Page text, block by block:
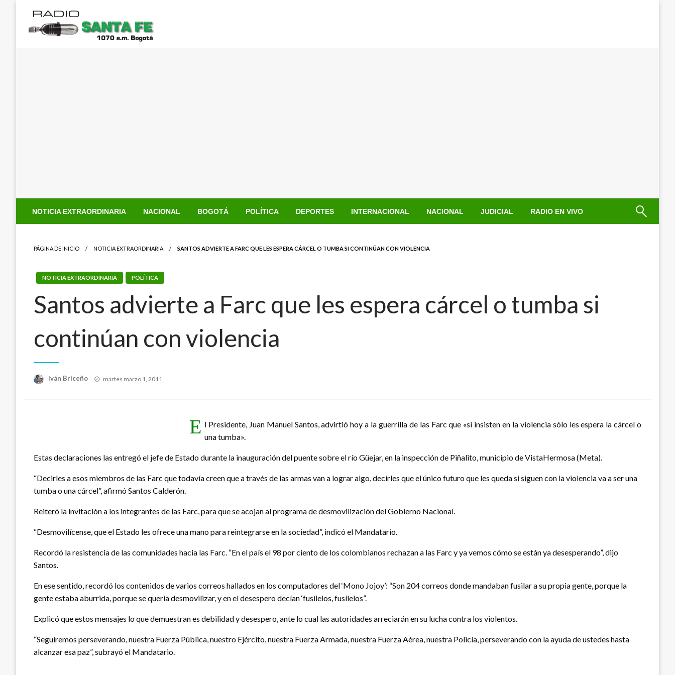
contenido
NOTICIA EXTRAORDINARIA NACIONAL BOGOTÁ POLÍTICA DEPORTES INTERNACIONAL NACIONAL JUDICIAL RADIO EN VIVO
PÁGINA DE INICIO NOTICIA EXTRAORDINARIA SANTOS ADVIERTE A FARC QUE LES ESPERA CÁRCEL O TUMBA SI CONTINÚAN CON VIOLENCIA
NOTICIA EXTRAORDINARIA POLÍTICA
Santos advierte a Farc que les espera cárcel o tumba si
continúan con violencia
Iván Briceño
Publicado
martes marzo 1, 2011
E l Presidente, Juan Manuel Santos, advirtió hoy a la guerrilla de las Farc que «si insisten en la violencia sólo les espera la cárcel o
una tumba».
Estas declaraciones las entregó el jefe de Estado durante la inauguración del puente sobre el río Güejar, en la inspección de Piñalito, municipio de VistaHermosa (Meta).
“Decirles a esos miembros de las Farc que todavía creen que a través de las armas van a lograr algo, decirles que el único futuro que les queda si siguen con la violencia va a ser una
tumba o una cárcel”, afirmó Santos Calderón.
Reiteró la invitación a los integrantes de las Farc, para que se acojan al programa de desmovilización del Gobierno Nacional.
“Desmovilícense, que el Estado les ofrece una mano para reintegrarse en la sociedad”, indicó el Mandatario.
Recordó la resistencia de las comunidades hacia las Farc. “En el país el 98 por ciento de los colombianos rechazan a las Farc y ya vemos cómo se están ya desesperando”, dijo
Santos.
En ese sentido, recordó los contenidos de varios correos hallados en los computadores del ‘Mono Jojoy’: “Son 204 correos donde mandaban fusilar a su propia gente, porque la
gente estaba aburrida, porque se quería desmovilizar, y en el desespero decían ‘fusílelos, fusílelos”.
Explicó que estos mensajes lo que demuestran es debilidad y desespero, ante lo cual las autoridades arreciarán en su lucha contra los violentos.
“Seguiremos perseverando, nuestra Fuerza Pública, nuestro Ejército, nuestra Fuerza Armada, nuestra Fuerza Aérea, nuestra Policía, perseverando con la ayuda de ustedes hasta
alcanzar esa paz”, subrayó el Mandatario.